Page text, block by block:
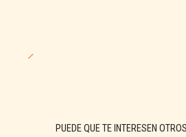
PUEDE QUE TE INTERESEN